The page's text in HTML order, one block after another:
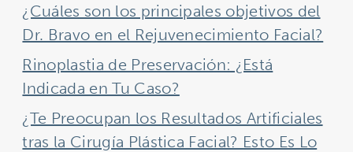
¿Cuáles son los principales objetivos del
Dr. Bravo en el Rejuvenecimiento Facial?
Rinoplastia de Preservación: ¿Está
Indicada en Tu Caso?
¿Te Preocupan los Resultados Artificiales
tras la Cirugía Plástica Facial? Esto Es Lo